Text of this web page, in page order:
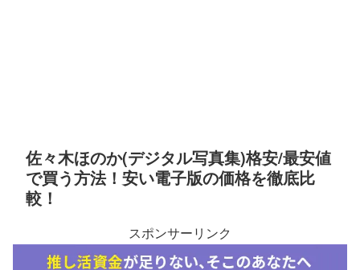
佐々木ほのか(デジタル写真集)格安/最安値
で買う方法！安い電子版の価格を徹底比
較！
スポンサーリンク